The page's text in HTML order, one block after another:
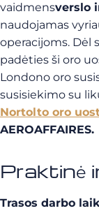
vaidmensverslo
naudojamas
operacijoms. Dėl
padėties ši oro
Londono oro
susisiekimo su
Nortolto oro
AEROAFFAIRES.
Praktinė
Trasos darbo